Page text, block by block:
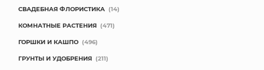
СВАДЕБНАЯ ФЛОРИСТИКА (14)
КОМНАТНЫЕ РАСТЕНИЯ (471)
ГОРШКИ И КАШПО (496)
ГРУНТЫ И УДОБРЕНИЯ (211)